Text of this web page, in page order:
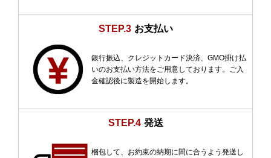
STEP.3 お支払い
銀行振込、クレジットカード決済、GMO掛け払
いのお支払い方法をご用意しております。ご入
金確認後に製造を開始します。
STEP.4 発送
梱包して、お約束の納期に間に合うよう発送し